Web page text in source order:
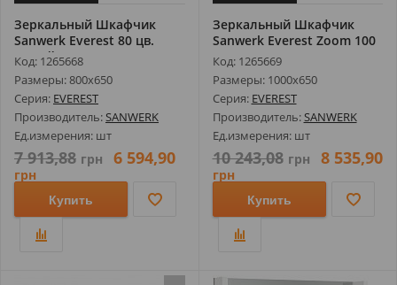
Зеркальный Шкафчик
Sanwerk Everest 80 цв.
Серый Без ...
Код: 1265668
Размеры: 800х650
Серия: EVEREST
Производитель:SANWERK
Ед.измерения: шт
7 913,88 грн 6 594,90
грн
Купить
Зеркальный Шкафчик
Sanwerk Everest Zoom 100
цв. Серы...
Код: 1265669
Размеры: 1000х650
Серия: EVEREST
Производитель:SANWERK
Ед.измерения: шт
10 243,08 грн 8 535,90
грн
Купить